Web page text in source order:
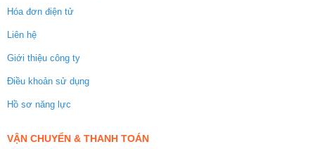
Hóa đơn điện tử
Liên hệ
Giới thiệu công ty
Điều khoản sử dụng
Hồ sơ năng lực
VẬN CHUYỂN & THANH TOÁN